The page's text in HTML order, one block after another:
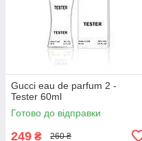
Gucci eau de parfum 2 -
Tester 60ml
Готово до відправки
249 ₴ 260 ₴